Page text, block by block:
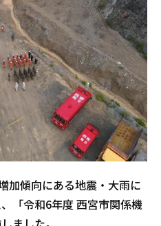
加傾向にある地震・大雨に
「令和6年度 西宮市関係機